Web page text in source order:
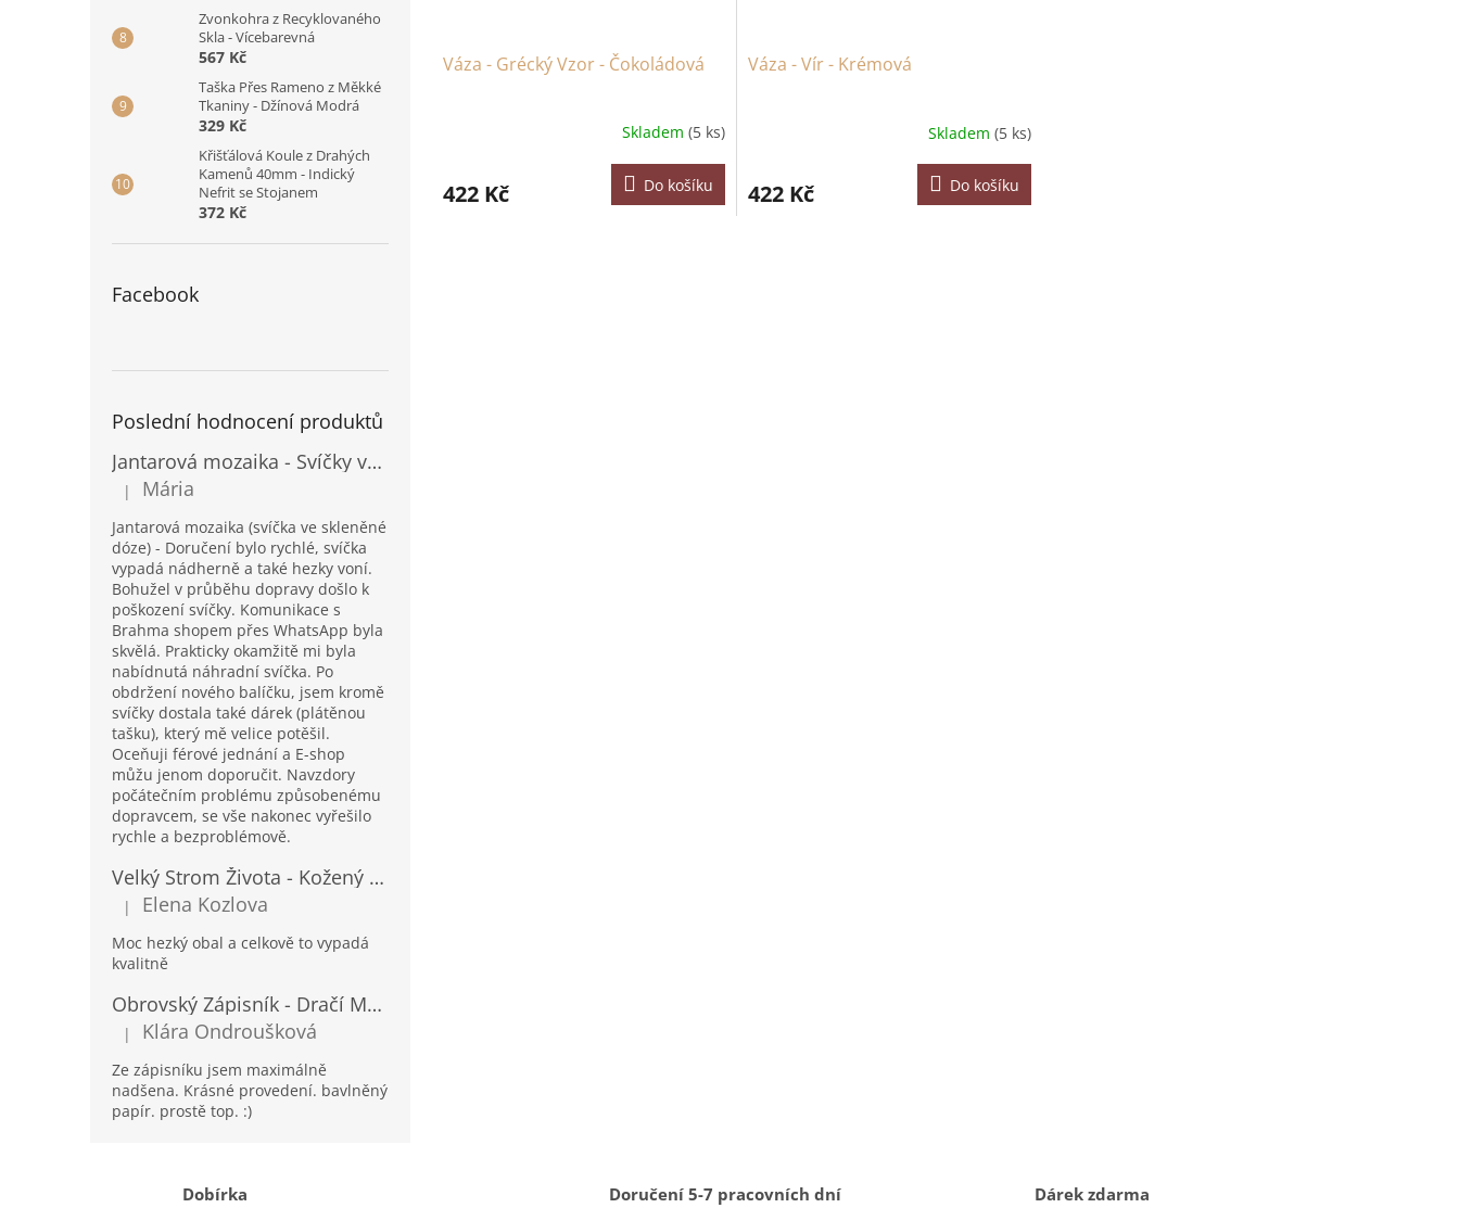
Zvonkohra z Recyklovaného
Skla - Vícebarevná
567 Kč
Taška Přes Rameno z Měkké
Tkaniny - Džínová Modrá
329 Kč
Křišťálová Koule z Drahých
Kamenů 40mm - Indický
Nefrit se Stojanem
372 Kč
Facebook
Poslední hodnocení produktů
Jantarová mozaika - Svíčky ve skleněných dózách - Vysoké
Hodnocení produktu je 5 z 5 hvězdiček.
| Mária
Jantarová mozaika (svíčka ve skleněné
dóze) - Doručení bylo rychlé, svíčka
vypadá nádherně a také hezky voní.
Bohužel v průběhu dopravy došlo k
poškození svíčky. Komunikace s
Brahma shopem přes WhatsApp byla
skvělá. Prakticky okamžitě mi byla
nabídnutá náhradní svíčka. Po
obdržení nového balíčku, jsem kromě
svíčky dostala také dárek (plátěnou
tašku), který mě velice potěšil.
Oceňuji férové jednání a E-shop
můžu jenom doporučit. Navzdory
počátečním problému způsobenému
dopravcem, se vše nakonec vyřešilo
rychle a bezproblémově.
Velký Strom Života - Kožený Zápisník se Šňůrkou a Kamínkem - 20x16x2cm - 160 Stran
Hodnocení produktu je 5 z 5 hvězdiček.
| Elena Kozlova
Moc hezký obal a celkově to vypadá
kvalitně
Obrovský Zápisník - Dračí Mandala s Chakra Kameny - 100 Stran - 25x34cm
Hodnocení produktu je 5 z 5 hvězdiček.
| Klára Ondroušková
Ze zápisníku jsem maximálně
nadšena. Krásné provedení. bavlněný
papír. prostě top. :)
Váza - Grécký Vzor - Čokoládová
Skladem (5 ks)
422 Kč Do košíku
Váza - Vír - Krémová
Skladem (5 ks)
422 Kč Do košíku
Dobírka Doručení 5-7 pracovních dní Dárek zdarma